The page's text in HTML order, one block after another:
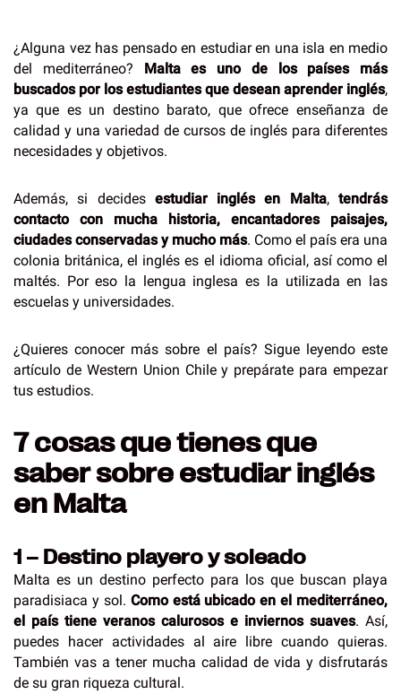
¿Alguna vez has pensado en estudiar en una isla en medio
del mediterráneo? Malta es uno de los países más
buscados por los estudiantes que desean aprender inglés,
ya que es un destino barato, que ofrece enseñanza de
calidad y una variedad de cursos de inglés para diferentes
necesidades y objetivos.
Además, si decidesestudiar inglés en Malta,tendrás
contacto con mucha historia, encantadores paisajes,
ciudades conservadas y mucho más. Como el país era una
colonia británica, el inglés es el idioma oficial, así como el
maltés. Por eso la lengua inglesa es la utilizada en las
escuelas y universidades.
¿Quieres conocer más sobre el país? Sigue leyendo este
artículo de Western Union Chile y prepárate para empezar
tus estudios.
7 cosas que tienes que
saber sobre estudiar inglés
en Malta
1 – Destino playero y soleado
Malta es un destino perfecto para los que buscan playa
paradisiaca y sol. Como está ubicado en el mediterráneo,
el país tiene veranos calurosos e inviernos suaves. Así,
puedes hacer actividades al aire libre cuando quieras.
También vas a tener mucha calidad de vida y disfrutarás
de su gran riqueza cultural.